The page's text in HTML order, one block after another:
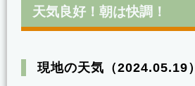
天気良好！朝は快調！
現地の天気（2024.05.19）